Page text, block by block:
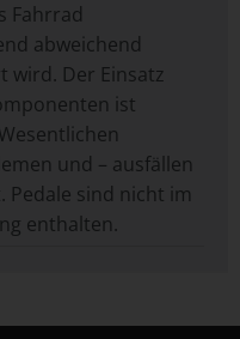
Fahrrad
abweichend
wird. Der Einsatz
ist
und – ausfällen
Pedale sind nicht im
enthalten.